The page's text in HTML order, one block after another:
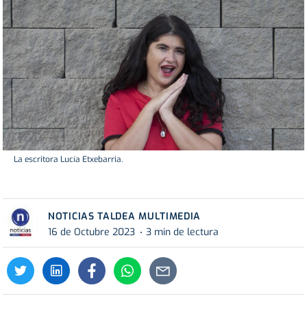
La escritora Lucía Etxebarria.
NOTICIAS TALDEA MULTIMEDIA
16 de Octubre 2023
3 min de lectura